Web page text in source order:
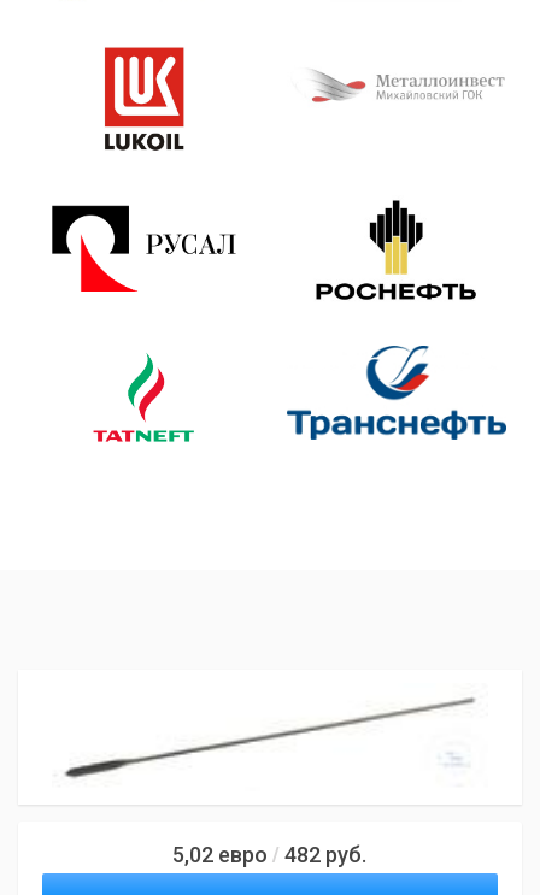
5,02 евро / 482 руб.